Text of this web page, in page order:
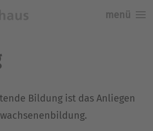
menü
Bildung ist das Anliegen